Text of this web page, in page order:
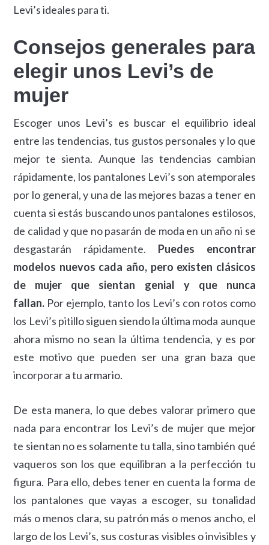
Levi’s ideales para ti.
Consejos generales para
elegir unos Levi’s de
mujer
Escoger unos Levi’s es buscar el equilibrio ideal
entre las tendencias, tus gustos personales y lo que
mejor te sienta. Aunque las tendencias cambian
rápidamente, los pantalones Levi’s son atemporales
por lo general, y una de las mejores bazas a tener en
cuenta si estás buscando unos pantalones estilosos,
de calidad y que no pasarán de moda en un año ni se
desgastarán rápidamente. Puedes encontrar
modelos nuevos cada año, pero existen clásicos
de mujer que sientan genial y que nunca
fallan. Por ejemplo, tanto los Levi’s con rotos como
los Levi’s pitillo siguen siendo la última moda aunque
ahora mismo no sean la última tendencia, y es por
este motivo que pueden ser una gran baza que
incorporar a tu armario.
De esta manera, lo que debes valorar primero que
nada para encontrar los Levi’s de mujer que mejor
te sientan no es solamente tu talla, sino también qué
vaqueros son los que equilibran a la perfección tu
figura. Para ello, debes tener en cuenta la forma de
los pantalones que vayas a escoger, su tonalidad
más o menos clara, su patrón más o menos ancho, el
largo de los Levi’s, sus costuras visibles o invisibles y